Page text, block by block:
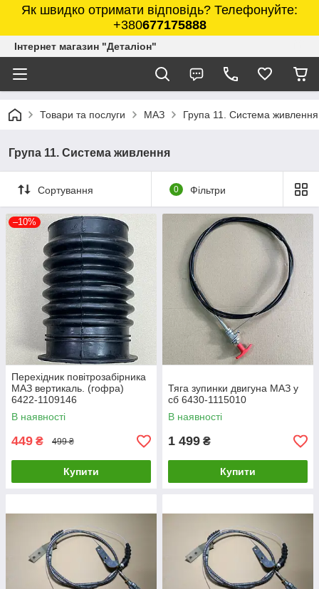
Як швидко отримати відповідь? Телефонуйте:
+380677175888
Інтернет магазин "Деталіон"
Товари та послуги МАЗ Група 11. Система живлення
Група 11. Система живлення
Сортування 0 Фільтри
–10%
Перехідник повітрозабірника
МАЗ вертикаль. (гофра)
6422-1109146
В наявності
449 ₴ 499 ₴
Купити
Тяга зупинки двигуна МАЗ у
сб 6430-1115010
В наявності
1 499 ₴
Купити